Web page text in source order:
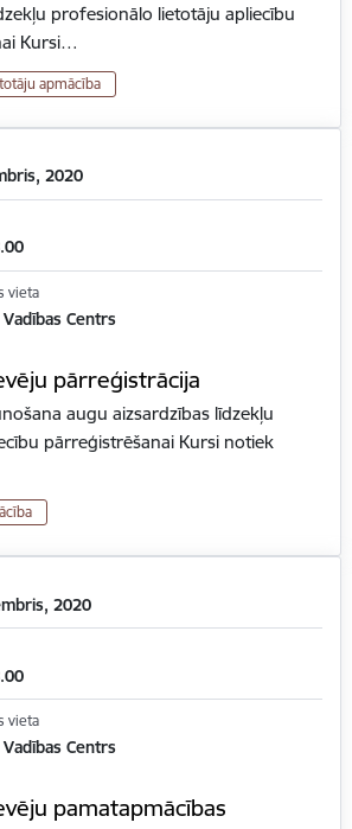
profesionālo lietotāju apliecību
Kursi…
apmācība
2020
vieta
Centrs
pārreģistrācija
augu aizsardzības līdzekļu
pārreģistrēšanai Kursi notiek
2020
vieta
Centrs
pamatapmācības